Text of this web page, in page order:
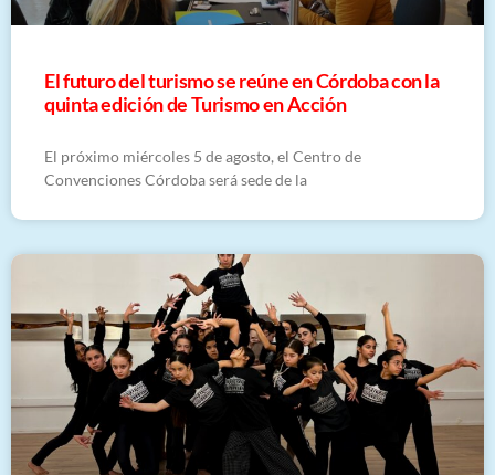
quinta edición de Turismo en Acción
El próximo miércoles 5 de agosto, el Centro de
Convenciones Córdoba será sede de la